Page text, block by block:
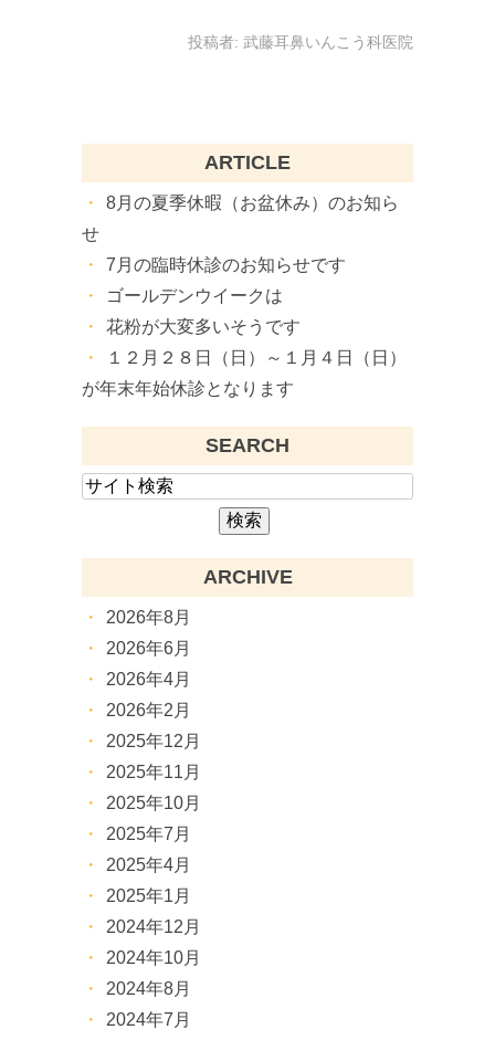
投稿者: 武藤耳鼻いんこう科医院
ARTICLE
8月の夏季休暇（お盆休み）のお知ら
せ
7月の臨時休診のお知らせです
ゴールデンウイークは
花粉が大変多いそうです
１２月２８日（日）～１月４日（日）
が年末年始休診となります
SEARCH
ARCHIVE
2026年8月
2026年6月
2026年4月
2026年2月
2025年12月
2025年11月
2025年10月
2025年7月
2025年4月
2025年1月
2024年12月
2024年10月
2024年8月
2024年7月